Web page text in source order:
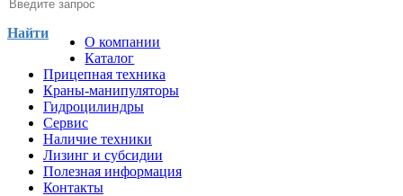
Найти
О компании
Каталог
Прицепная техника
Краны-манипуляторы
Гидроцилиндры
Сервис
Наличие техники
Лизинг и субсидии
Полезная информация
Контакты